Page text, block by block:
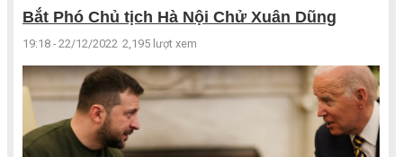
Bắt Phó Chủ tịch Hà Nội Chử Xuân Dũng
19:18 - 22/12/2022 2,195 lượt xem